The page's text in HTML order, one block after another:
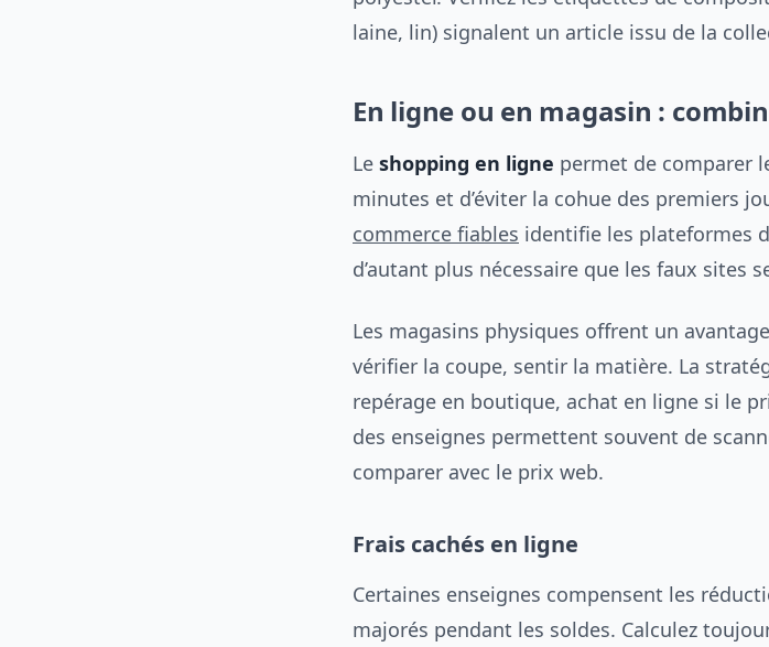
laine, lin) signalent un article issu de la
En ligne ou en magasin :
Le shopping en ligne permet de comparer
minutes et d’éviter la cohue des premiers
commerce fiables identifie les plateformes
d’autant plus nécessaire que les faux sites
Les magasins physiques offrent un
vérifier la coupe, sentir la matière. La
repérage en boutique, achat en ligne si le
des enseignes permettent souvent de
comparer avec le prix web.
Frais cachés en ligne
Certaines enseignes compensent les
majorés pendant les soldes. Calculez